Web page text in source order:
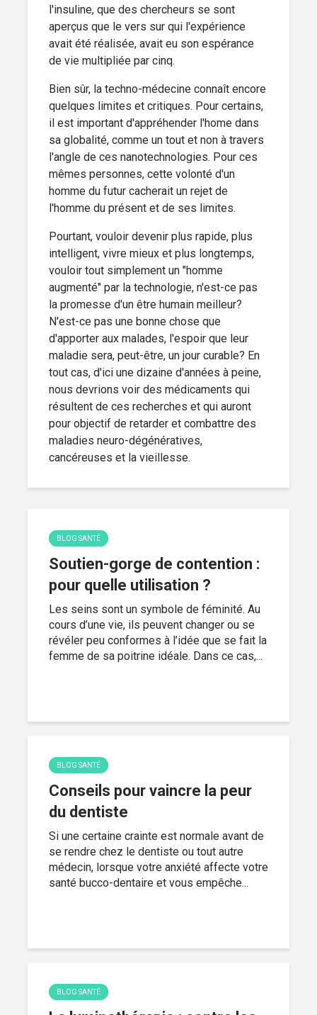
l'insuline, que des chercheurs se sont
aperçus que le vers sur qui l'expérience
avait été réalisée, avait eu son espérance
de vie multipliée par cinq.
Bien sûr, la techno-médecine connaît encore
quelques limites et critiques. Pour certains,
il est important d'appréhender l'home dans
sa globalité, comme un tout et non à travers
l'angle de ces nanotechnologies. Pour ces
mêmes personnes, cette volonté d'un
homme du futur cacherait un rejet de
l'homme du présent et de ses limites.
Pourtant, vouloir devenir plus rapide, plus
intelligent, vivre mieux et plus longtemps,
vouloir tout simplement un "homme
augmenté" par la technologie, n'est-ce pas
la promesse d'un être humain meilleur?
N'est-ce pas une bonne chose que
d'apporter aux malades, l'espoir que leur
maladie sera, peut-être, un jour curable? En
tout cas, d'ici une dizaine d'années à peine,
nous devrions voir des médicaments qui
résultent de ces recherches et qui auront
pour objectif de retarder et combattre des
maladies neuro-dégénératives,
cancéreuses et la vieillesse.
BLOG SANTÉ
Soutien-gorge de contention :
pour quelle utilisation ?
Les seins sont un symbole de féminité. Au
cours d’une vie, ils peuvent changer ou se
révéler peu conformes à l’idée que se fait la
femme de sa poitrine idéale. Dans ce cas,...
BLOG SANTÉ
Conseils pour vaincre la peur
du dentiste
Si une certaine crainte est normale avant de
se rendre chez le dentiste ou tout autre
médecin, lorsque votre anxiété affecte votre
santé bucco-dentaire et vous empêche...
BLOG SANTÉ